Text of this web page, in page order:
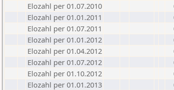
Elozahl per 01.07.2010
Elozahl per 01.01.2011
Elozahl per 01.07.2011
Elozahl per 01.01.2012
Elozahl per 01.04.2012
Elozahl per 01.07.2012
Elozahl per 01.10.2012
Elozahl per 01.01.2013